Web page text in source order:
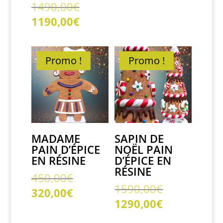
1490,00€Le
prix
était :
1490,00€.
1190,00€Le
actuel
est :
1190,00€.
Promo !
MADAME
PAIN D’ÉPICE
EN RÉSINE
450,00€Le
prix
320,00€Le
Promo !
SAPIN DE
NOËL PAIN
D’ÉPICE EN
RÉSINE
1590,00€Le
prix
1290,00€Le